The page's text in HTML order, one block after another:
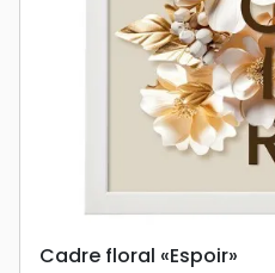
Cadre floral «Espoir»